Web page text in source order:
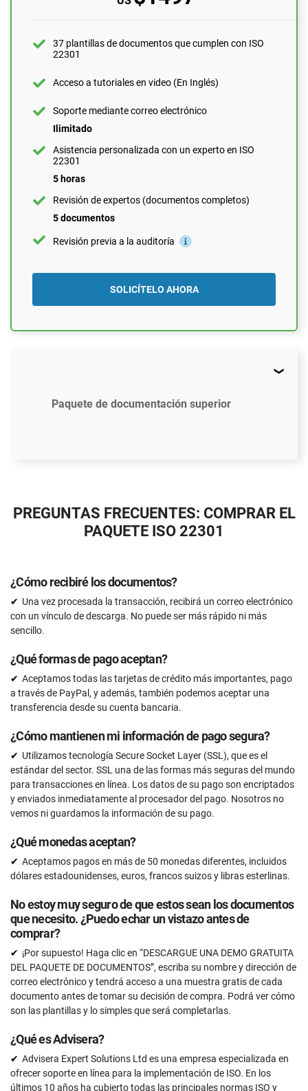
22301
1 hora
1 documento
Revisión previa a la auditoría
SOLICÍTELO AHORA
37 plantillas de documentos que cumplen con ISO
22301
Acceso a tutoriales en video (En Inglés)
Soporte mediante correo electrónico
Ilimitado
Asistencia personalizada con un experto en ISO
22301
5 horas
Revisión de expertos (documentos completos)
5 documentos
Revisión previa a la auditoría
SOLICÍTELO AHORA
Paquete de documentación superior
37 plantillas de documentos que cumplen con ISO
Soporte mediante correo electrónico
Ilimitado
15 horas
Revisión de expertos (documentos completos)
15 documentos
SOLICÍTELO AHORA
PREGUNTAS FRECUENTES: COMPRAR EL
PAQUETE ISO 22301
¿Cómo recibiré los documentos?
Una vez procesada la transacción, recibirá un correo electrónico
con un vínculo de descarga. No puede ser más rápido ni más
sencillo.
¿Qué formas de pago aceptan?
Aceptamos todas las tarjetas de crédito más importantes, pago
a través de PayPal, y además, también podemos aceptar una
transferencia desde su cuenta bancaria.
¿Cómo mantienen mi información de pago segura?
Utilizamos tecnología Secure Socket Layer (SSL), que es el
estándar del sector. SSL una de las formas más seguras del mundo
para transacciones en línea. Los datos de su pago son encriptados
y enviados inmediatamente al procesador del pago. Nosotros no
vemos ni guardamos la información de su pago.
¿Qué monedas aceptan?
Aceptamos pagos en más de 50 monedas diferentes, incluidos
dólares estadounidenses, euros, francos suizos y libras esterlinas.
No estoy muy seguro de que estos sean los documentos
que necesito. ¿Puedo echar un vistazo antes de
comprar?
¡Por supuesto! Haga clic en “DESCARGUE UNA DEMO GRATUITA
DEL PAQUETE DE DOCUMENTOS”, escriba su nombre y dirección de
correo electrónico y tendrá acceso a una muestra gratis de cada
documento antes de tomar su decisión de compra. Podrá ver cómo
son las plantillas y lo simples que será completarlas.
¿Qué es Advisera?
Advisera Expert Solutions Ltd es una empresa especializada en
ofrecer soporte en línea para la implementación de ISO. En los
últimos 10 años ha cubierto todas las principales normas ISO y